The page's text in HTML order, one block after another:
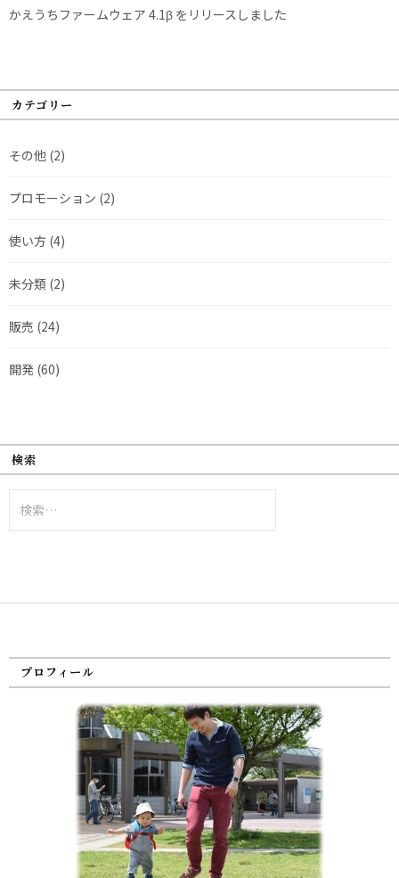
かえうちファームウェア 4.1β をリリースしました
カテゴリー
その他 (2)
プロモーション (2)
使い方 (4)
未分類 (2)
販売 (24)
開発 (60)
検索
索:
プロフィール